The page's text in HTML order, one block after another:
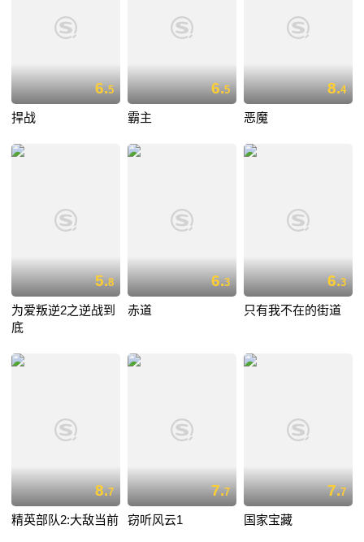
6.5
捍战
6.5
霸主
8.4
恶魔
5.8
为爱叛逆2之逆战到
底
6.3
赤道
6.3
只有我不在的街道
8.7
精英部队2:大敌当前
7.7
窃听风云1
7.7
国家宝藏